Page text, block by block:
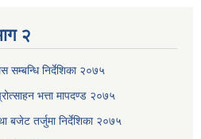
२
सम्बन्धि निर्देशिका २०७५
भत्ता मापदण्ड २०७५
बजेट तर्जुमा निर्देशिका २०७५